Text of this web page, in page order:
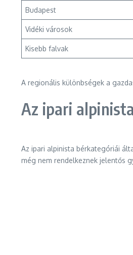
Budapest
Vidéki városok
Kisebb falvak
A regionális különbségek a
Az ipari
Az ipari alpinista bérkategóriái
még nem rendelkeznek jelentős